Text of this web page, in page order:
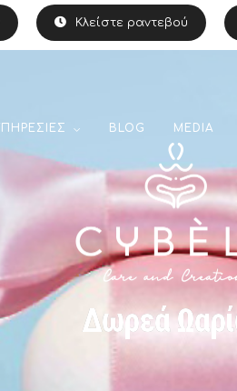
Κλείστε ραντεβού
BLOG MEDIA
Δωρεά